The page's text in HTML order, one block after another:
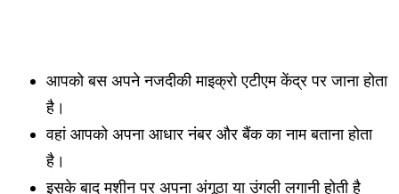
आपको बस अपने नजदीकी माइक्रो एटीएम केंद्र पर जाना होता
है।
वहां आपको अपना आधार नंबर और बैंक का नाम बताना होता
है।
इसके बाद मशीन पर अपना अंगूठा या उंगली लगानी होती है